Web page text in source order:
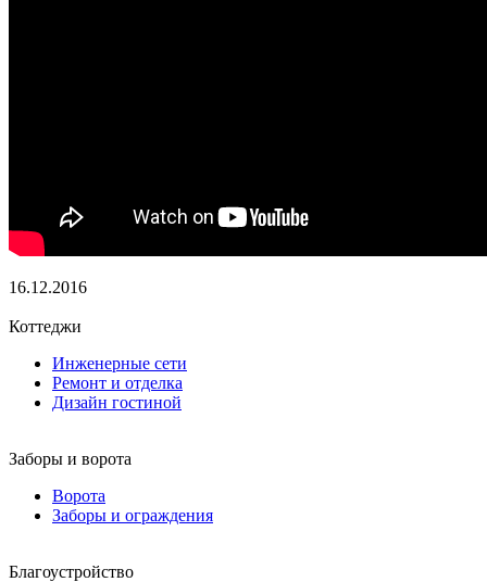
16.12.2016
Коттеджи
Инженерные сети
Ремонт и отделка
Дизайн гостиной
Заборы и ворота
Ворота
Заборы и ограждения
Благоустройство